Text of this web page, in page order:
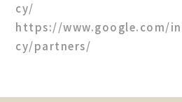
cy/
https://www.google.com/
cy/partners/